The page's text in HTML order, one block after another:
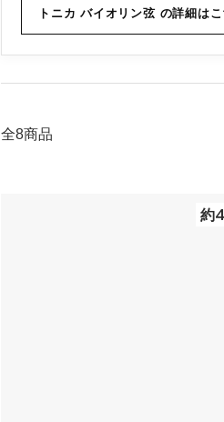
トニカ バイオリン弦 の詳細はこ
全8商品
約